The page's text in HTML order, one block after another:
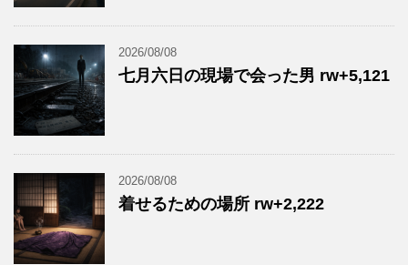
2026/08/08
七月六日の現場で会った男 rw+5,121
2026/08/08
着せるための場所 rw+2,222